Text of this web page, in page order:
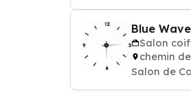
Blue Wave
Salon
chemin
Salon de